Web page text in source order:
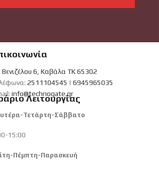
Βενιζέλου 6, Καβάλα ΤΚ 65302
2511104545 | 6945965035
info@technogate.gr
Λειτουργίας
Τετάρτη-Σάββατο
15:00
Πέμπτη-Παρασκευή